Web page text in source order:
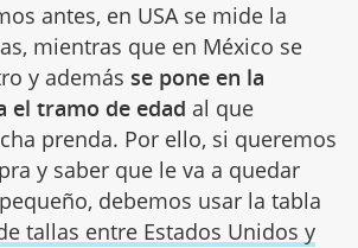
antes, en USA se mide la
mientras que en México se
y además se pone en la
el tramo de edad al que
prenda. Por ello, si queremos
y saber que le va a quedar
debemos usar la tabla
tallas entre Estados Unidos y